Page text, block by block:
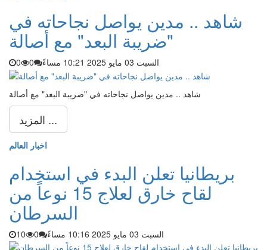
شاهد .. مدين يواصل نجاحاته في
"ضريبة البعد" مع أصالة
السبت 03 مايو 2025 10:21 مساءً 0
0
شاهد .. مدين يواصل نجاحاته في "ضريبة البعد" مع أصالة
المزيد ...
اخبار العالم
بريطانيا تعلن البدء في استخدام
لقاح خارق لعلاج 15 نوعاً من
السرطان
السبت 03 مايو 2025 10:16 مساءً 0
10